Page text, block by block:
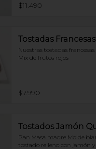
$11.490
Tostadas Francesas
Nuestras tostadas francesas
Mix de frutos rojos
$7.990
Tostados Jamón
Pan Masa madre Molde
tostado relleno con jamón y